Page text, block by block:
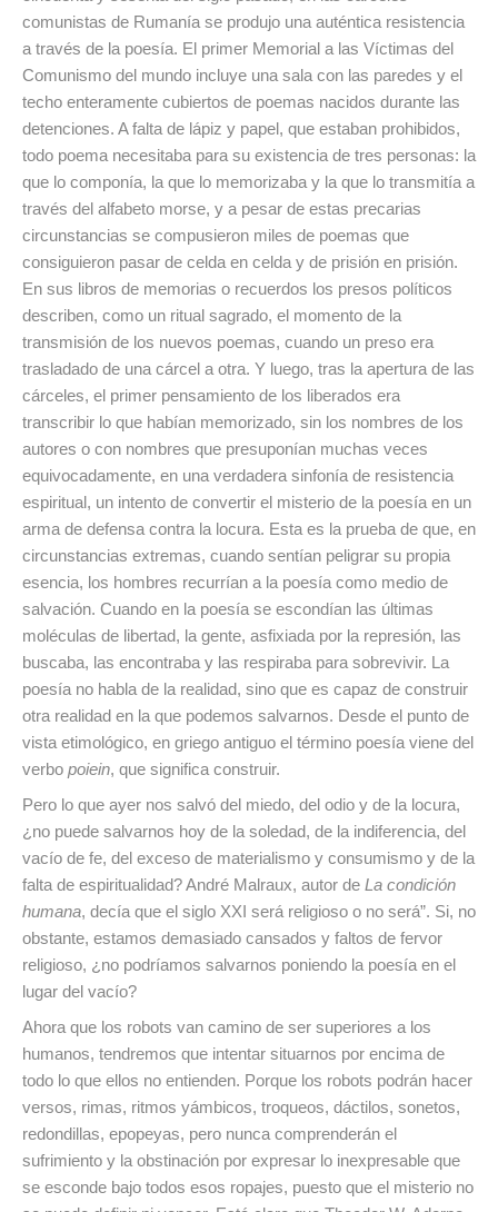
comunistas de Rumanía se produjo una auténtica resistencia
a través de la poesía. El primer Memorial a las Víctimas del
Comunismo del mundo incluye una sala con las paredes y el
techo enteramente cubiertos de poemas nacidos durante las
detenciones. A falta de lápiz y papel, que estaban prohibidos,
todo poema necesitaba para su existencia de tres personas: la
que lo componía, la que lo memorizaba y la que lo transmitía a
través del alfabeto morse, y a pesar de estas precarias
circunstancias se compusieron miles de poemas que
consiguieron pasar de celda en celda y de prisión en prisión.
En sus libros de memorias o recuerdos los presos políticos
describen, como un ritual sagrado, el momento de la
transmisión de los nuevos poemas, cuando un preso era
trasladado de una cárcel a otra. Y luego, tras la apertura de las
cárceles, el primer pensamiento de los liberados era
transcribir lo que habían memorizado, sin los nombres de los
autores o con nombres que presuponían muchas veces
equivocadamente, en una verdadera sinfonía de resistencia
espiritual, un intento de convertir el misterio de la poesía en un
arma de defensa contra la locura. Esta es la prueba de que, en
circunstancias extremas, cuando sentían peligrar su propia
esencia, los hombres recurrían a la poesía como medio de
salvación. Cuando en la poesía se escondían las últimas
moléculas de libertad, la gente, asfixiada por la represión, las
buscaba, las encontraba y las respiraba para sobrevivir. La
poesía no habla de la realidad, sino que es capaz de construir
otra realidad en la que podemos salvarnos. Desde el punto de
vista etimológico, en griego antiguo el término poesía viene del
verbo poiein, que significa construir.
Pero lo que ayer nos salvó del miedo, del odio y de la locura,
¿no puede salvarnos hoy de la soledad, de la indiferencia, del
vacío de fe, del exceso de materialismo y consumismo y de la
falta de espiritualidad? André Malraux, autor de La condición
humana, decía que el siglo XXI será religioso o no será”. Si, no
obstante, estamos demasiado cansados y faltos de fervor
religioso, ¿no podríamos salvarnos poniendo la poesía en el
lugar del vacío?
Ahora que los robots van camino de ser superiores a los
humanos, tendremos que intentar situarnos por encima de
todo lo que ellos no entienden. Porque los robots podrán hacer
versos, rimas, ritmos yámbicos, troqueos, dáctilos, sonetos,
redondillas, epopeyas, pero nunca comprenderán el
sufrimiento y la obstinación por expresar lo inexpresable que
se esconde bajo todos esos ropajes, puesto que el misterio no